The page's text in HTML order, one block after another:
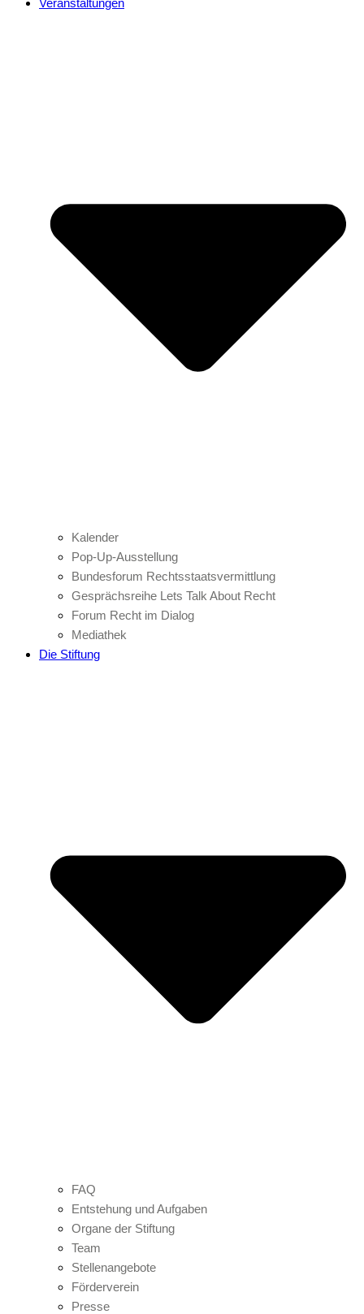
Veranstaltungen
Kalender
Pop-Up-Ausstellung
Bundesforum Rechtsstaatsvermittlung
Gesprächsreihe Lets Talk About Recht
Forum Recht im Dialog
Mediathek
Die Stiftung
FAQ
Entstehung und Aufgaben
Organe der Stiftung
Team
Stellenangebote
Förderverein
Presse